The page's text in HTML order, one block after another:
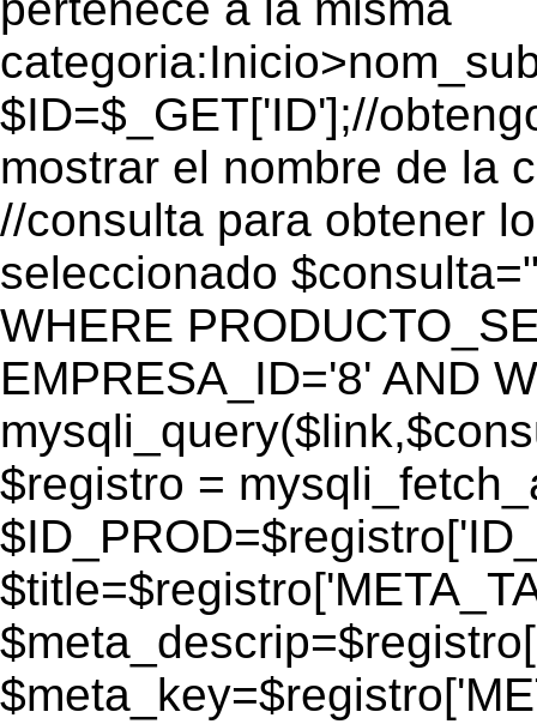
$ID=$_GET['ID'];//
mostrar el nombre de la
//consulta para obtener
seleccionado
WHERE
EMPRESA_ID='8' AND
$registro =